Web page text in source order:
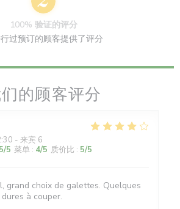
的顾客评分
- 来宾 6
5/5 菜单 : 4/5 质价比 : 5/5
grand choix de galettes. Quelques
à couper.
100% 验证的评分
过预订的顾客提供了评分